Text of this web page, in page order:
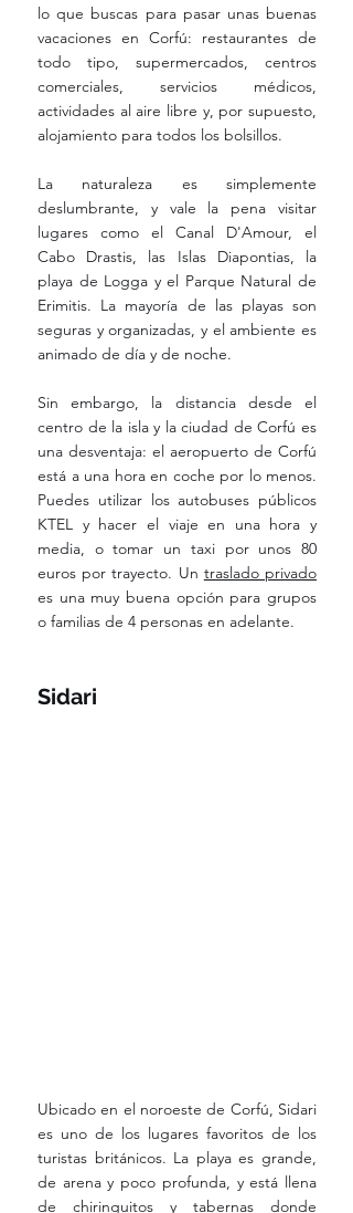
lo que buscas para pasar unas buenas
vacaciones en Corfú: restaurantes de
todo tipo, supermercados, centros
comerciales, servicios médicos,
actividades al aire libre y, por supuesto,
alojamiento para todos los bolsillos.
La naturaleza es simplemente
deslumbrante, y vale la pena visitar
lugares como el Canal D'Amour, el
Cabo Drastis, las Islas Diapontias, la
playa de Logga y el Parque Natural de
Erimitis. La mayoría de las playas son
seguras y organizadas, y el ambiente es
animado de día y de noche.
Sin embargo, la distancia desde el
centro de la isla y la ciudad de Corfú es
una desventaja: el aeropuerto de Corfú
está a una hora en coche por lo menos.
Puedes utilizar los autobuses públicos
KTEL y hacer el viaje en una hora y
media, o tomar un taxi por unos 80
euros por trayecto. Un traslado privado
es una muy buena opción para grupos
o familias de 4 personas en adelante.
Sidari
Ubicado en el noroeste de Corfú, Sidari
es uno de los lugares favoritos de los
turistas británicos. La playa es grande,
de arena y poco profunda, y está llena
de chiringuitos y tabernas donde